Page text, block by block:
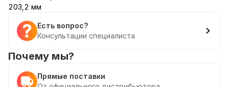
203,2 мм
Есть вопрос?
Консультации специалиста
Почему мы?
Прямые поставки